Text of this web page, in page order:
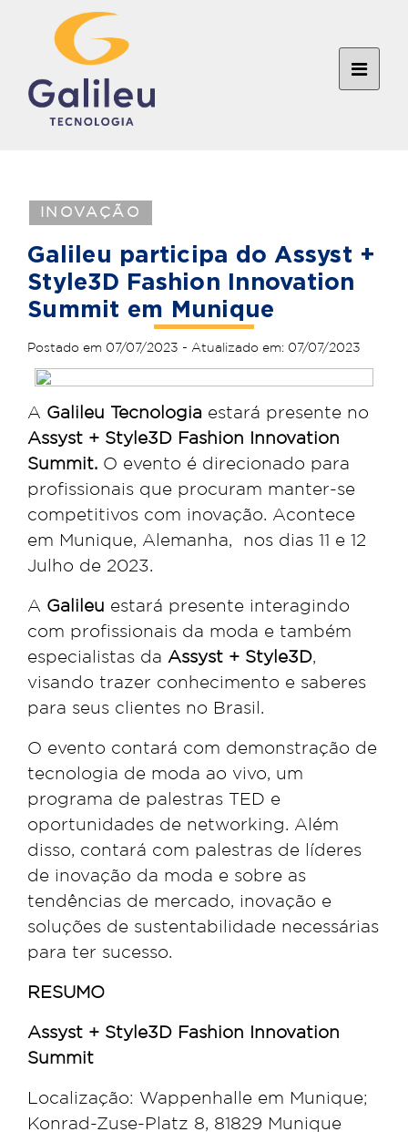
INOVAÇÃO
Galileu participa do Assyst +
Style3D Fashion Innovation
Summit em Munique
Postado em 07/07/2023 - Atualizado em: 07/07/2023
A Galileu Tecnologia estará presente no
Assyst + Style3D Fashion Innovation
Summit. O evento é direcionado para
profissionais que procuram manter-se
competitivos com inovação. Acontece
em Munique, Alemanha, nos dias 11 e 12
Julho de 2023.
A Galileu estará presente interagindo
com profissionais da moda e também
especialistas da Assyst + Style3D,
visando trazer conhecimento e saberes
para seus clientes no Brasil.
O evento contará com demonstração de
tecnologia de moda ao vivo, um
programa de palestras TED e
oportunidades de networking. Além
disso, contará com palestras de líderes
de inovação da moda e sobre as
tendências de mercado, inovação e
soluções de sustentabilidade necessárias
para ter sucesso.
RESUMO
Assyst + Style3D Fashion Innovation
Summit
Localização: Wappenhalle em Munique;
Konrad-Zuse-Platz 8, 81829 Munique